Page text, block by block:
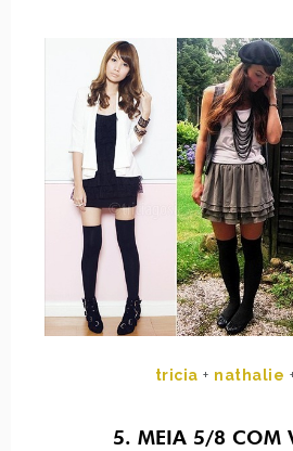
tricia + nathalie
5. MEIA 5/8 COM